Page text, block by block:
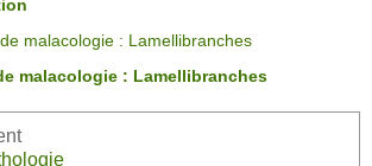
malacologie : Lamellibranches